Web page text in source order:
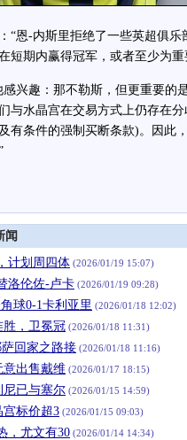
-内斯里拒绝了一些英超俱乐
短期内赢得冠军，或者至少为重
趣：那不勒斯，但更重要的
与水晶宫在交易方式上仍存在
有条件的强制买断条款)。因此
闻
计划周四体 (2026/01/19 15:07)
洛伦佐-卢卡 (2026/01/19 09:28)
球0-1卡利亚里 (2026/01/18 12:02)
胜，卫冕冠 (2026/01/18 11:31)
回家之路接 (2026/01/18 11:16)
意出售戴维 (2026/01/17 18:15)
尼已与塞尔 (2026/01/15 14:59)
标价超3 (2026/01/15 09:03)
，尤文有30 (2026/01/14 14:34)